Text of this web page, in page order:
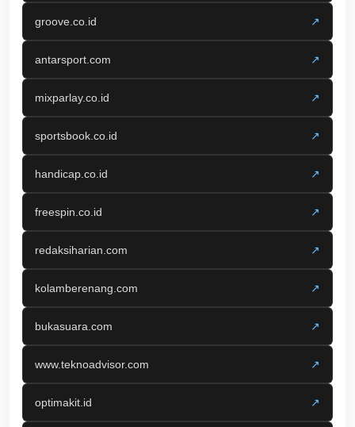
groove.co.id ↗
antarsport.com ↗
mixparlay.co.id ↗
sportsbook.co.id ↗
handicap.co.id ↗
freespin.co.id ↗
redaksiharian.com ↗
kolamberenang.com ↗
bukasuara.com ↗
www.teknoadvisor.com ↗
optimakit.id ↗